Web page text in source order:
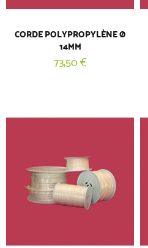
CORDE POLYPROPYLÈNE Ø
14MM
73,50 €